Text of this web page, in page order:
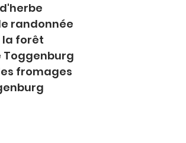
randonnée
la forêt
Toggenburg
fromages